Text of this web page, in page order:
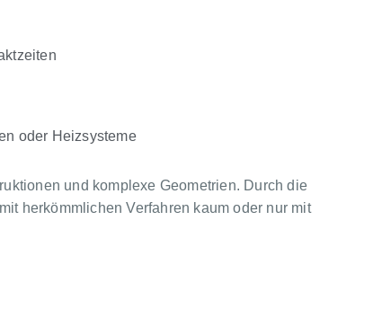
oder Heizsysteme
und komplexe Geometrien. Durch die
herkömmlichen Verfahren kaum oder nur mit